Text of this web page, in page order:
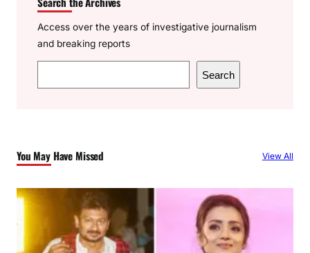
Access over the years of investigative journalism
and breaking reports
e
h
Search
You May Have Missed View All